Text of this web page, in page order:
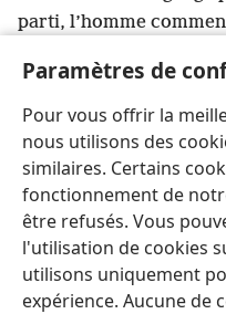
Paramètres de
Pour vous offrir la
nous utilisons des
similaires. Certains
fonctionnement de
être refusés. Vous
l'utilisation de cookies
utilisons uniquement
expérience. Aucune de
parti, l’homme
ne pouvait plus entrer
remarqué. Il restait
endroits isolés. Mais
partout+.
Français